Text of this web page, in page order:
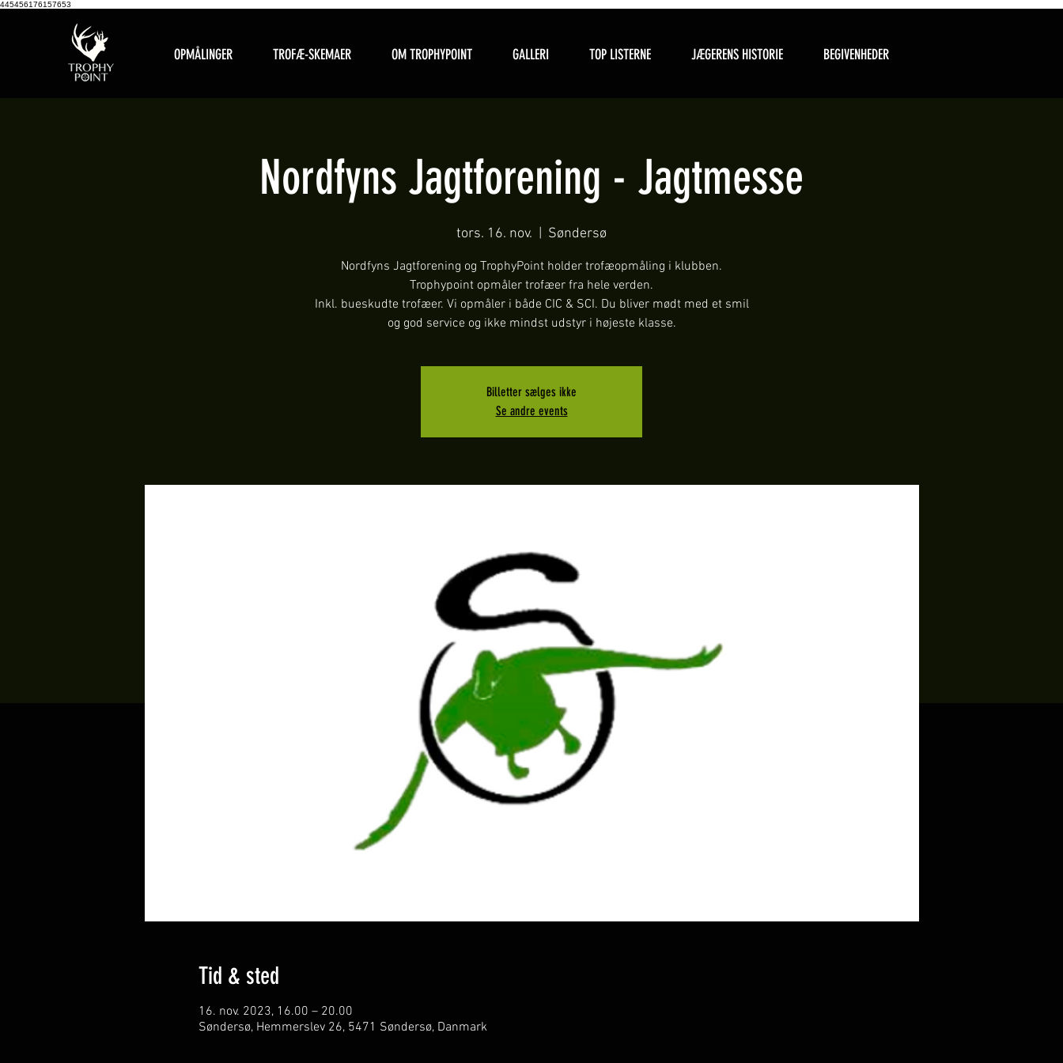
445456176157653
OPMÅLINGER TROFÆ-SKEMAER OM TROPHYPOINT GALLERI TOP LISTERNE JÆGERENS HISTORIE BEGIVENHEDER
Nordfyns Jagtforening - Jagtmesse
tors. 16. nov. Søndersø
Nordfyns Jagtforening og TrophyPoint holder trofæopmåling i klubben.
Trophypoint opmåler trofæer fra hele verden.
Inkl. bueskudte trofæer. Vi opmåler i både CIC & SCI. Du bliver mødt med et smil
Billetter sælges ikke
Se andre events
Tid & sted
16. nov. 2023, 16.00 – 20.00
Søndersø, Hemmerslev 26, 5471 Søndersø, Danmark